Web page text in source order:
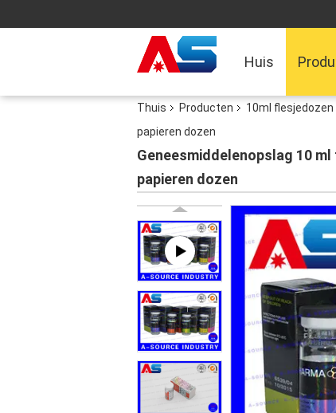
Huis
Thuis Producten 10ml flesjedozen
papieren dozen
Geneesmiddelenopslag 10
papieren dozen